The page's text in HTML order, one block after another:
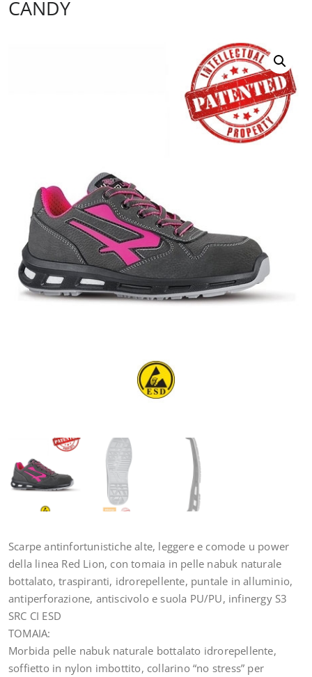
CANDY
Scarpe antinfortunistiche alte, leggere e comode u power
della linea Red Lion, con tomaia in pelle nabuk naturale
bottalato, traspiranti, idrorepellente, puntale in alluminio,
antiperforazione, antiscivolo e suola PU/PU, infinergy S3
SRC CI ESD
TOMAIA:
Morbida pelle nabuk naturale bottalato idrorepellente,
soffietto in nylon imbottito, collarino “no stress” per